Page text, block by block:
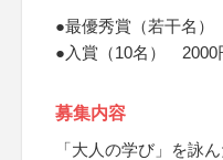
●最優秀賞（若干名
●入賞（10名） 2000
募集内容
「大人の学び」を詠